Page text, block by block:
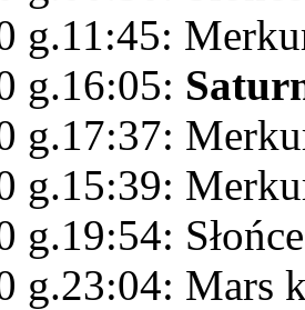
g.11:45:
g.16:05:
g.17:37:
g.15:39:
g.19:54:
g.23:04: Mars